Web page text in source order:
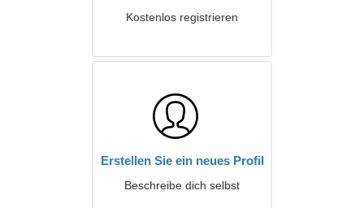
Kostenlos registrieren
Erstellen Sie ein neues Profil
Beschreibe dich selbst